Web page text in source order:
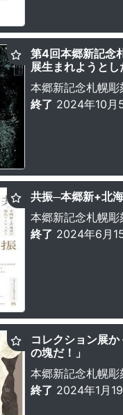
第4回本郷新記念
展生まれようと
本郷新記念札幌彫
終了 2024年10月
共振─本郷新+北
本郷新記念札幌彫
終了 2024年6月
コレクション展
の塊だ！」
本郷新記念札幌彫
終了 2024年1月